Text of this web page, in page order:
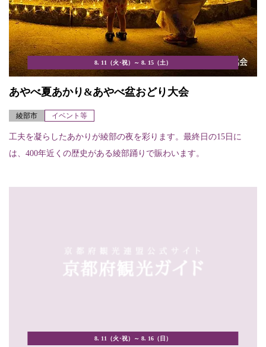
8. 11（火･祝）～ 8. 15（土）
あやべ夏あかり&あやべ盆おどり大会
綾部市 イベント等
工夫を凝らしたあかりが綾部の夜を彩ります。最終日の15日に
は、400年近くの歴史がある綾部踊りで賑わいます。
8. 11（火･祝）～ 8. 16（日）